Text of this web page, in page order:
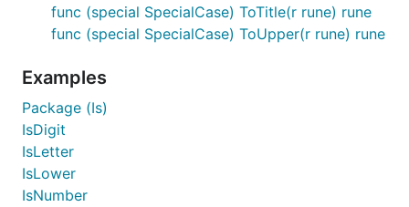
func (special SpecialCase) ToTitle(r rune) rune
func (special SpecialCase) ToUpper(r rune) rune
Examples
Package (Is)
IsDigit
IsLetter
IsLower
IsNumber